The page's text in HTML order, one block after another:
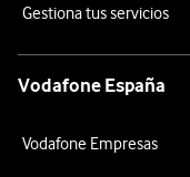
Gestiona tus servicios
Vodafone España
Vodafone Empresas